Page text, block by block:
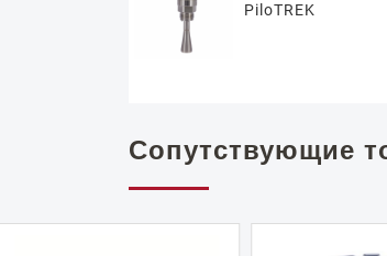
PiloTREK
Сопутствующие